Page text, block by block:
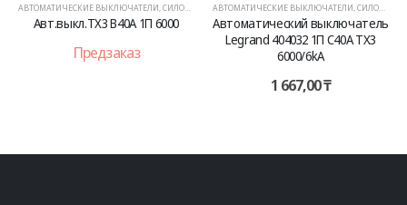
АВТОМАТИЧЕСКИЕ ВЫКЛЮЧАТЕЛИ,СИЛОВОЕ ОБОРУДОВАНИЕ
Авт.выкл.TX3 B40A 1П 6000
Предзаказ
АВТОМАТИЧЕСКИЕ ВЫКЛЮЧАТЕЛИ,СИЛОВОЕ ОБОРУДОВАНИЕ
Автоматический выключатель
Legrand 404032 1П C40A TX3
6000/6kA
1 667,00₸